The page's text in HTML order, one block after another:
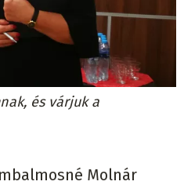
és várjuk a
Molnár